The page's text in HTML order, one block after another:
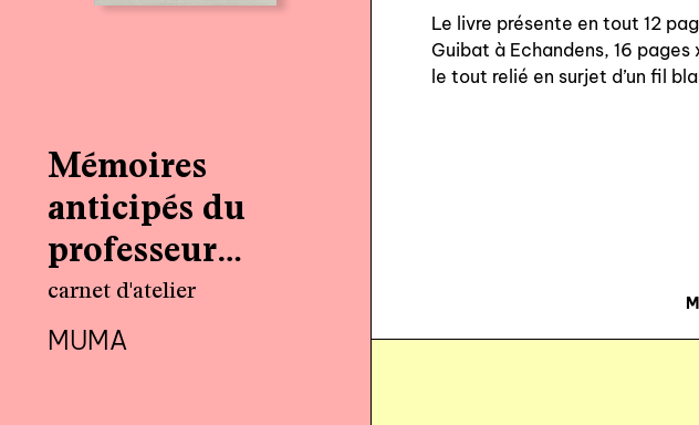
Mémoires
anticipés du
professeur
Croûton
l’Ancien
carnet d'atelier
MUMA
Le livre présente en tout 12
Guibat à Echandens, 16 pages
le tout relié en surjet d’un fil